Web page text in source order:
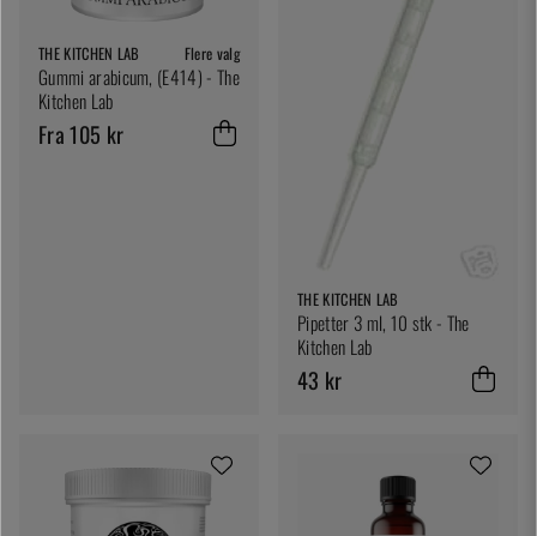
THE KITCHEN LAB Flere valg
Gummi arabicum, (E414) - The
Kitchen Lab
Fra 105 kr
THE KITCHEN LAB
Pipetter 3 ml, 10 stk - The
Kitchen Lab
43 kr